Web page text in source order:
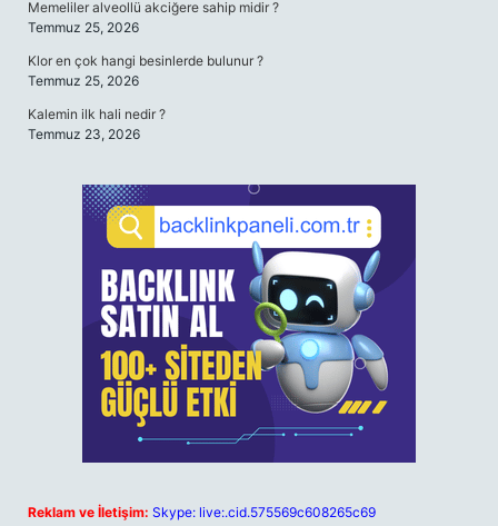
Memeliler alveollü akciğere sahip midir ?
Temmuz 25, 2026
Klor en çok hangi besinlerde bulunur ?
Temmuz 25, 2026
Kalemin ilk hali nedir ?
Temmuz 23, 2026
Reklam ve İletişim: Skype: live:.cid.575569c608265c69